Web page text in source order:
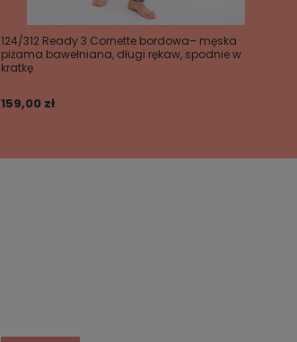
124/312 Ready 3 Cornette bordowa– męska
piżama bawełniana, długi rękaw, spodnie w
kratkę
159,00 zł